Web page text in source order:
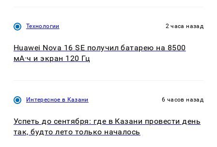
Технологии 2 часа назад
Huawei Nova 16 SE получил батарею на 8500
мА·ч и экран 120 Гц
Интересное в Казани 6 часов назад
Успеть до сентября: где в Казани провести день
так, будто лето только началось